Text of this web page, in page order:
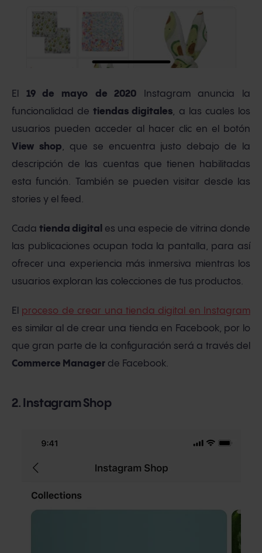
El 19 de mayo de 2020 Instagram anuncia la
funcionalidad detiendas digitales, a las cuales los
usuarios pueden acceder al hacer clic en el botón
View shop, que se encuentra justo debajo de la
descripción de las cuentas que tienen habilitadas
esta función. También se pueden visitar desde las
stories y el feed.
Cada tienda digital es una especie de vitrina donde
las publicaciones ocupan toda la pantalla, para así
ofrecer una experiencia más inmersiva mientras los
usuarios exploran las colecciones de tus productos.
El proceso de crear una tienda digital en Instagram
es similar al de crear una tienda en Facebook, por lo
que gran parte de la configuración será a través del
Commerce Manager de Facebook.
2. Instagram Shop